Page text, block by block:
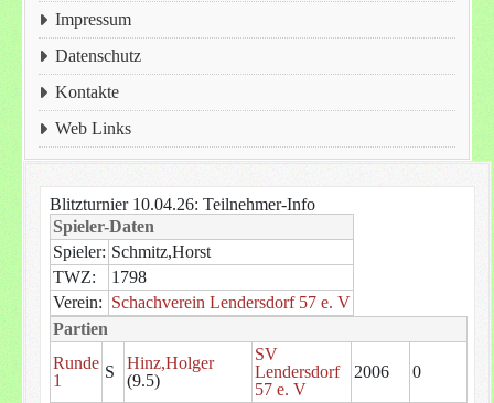
Impressum
Datenschutz
Kontakte
Web Links
Blitzturnier 10.04.26: Teilnehmer-Info
Spieler-Daten
Spieler: Schmitz,Horst
TWZ:
1798
Verein: Schachverein Lendersdorf 57 e. V
Partien
Runde
1
S
Hinz,Holger
(9.5)
SV
Lendersdorf
57 e. V
2006 0